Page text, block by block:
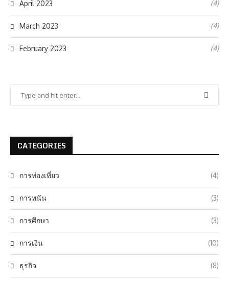
April 2023 (4)
March 2023 (4)
February 2023 (4)
CATEGORIES
การท่องเที่ยว (4)
การพนัน (3)
การศึกษา (3)
การเงิน (10)
ธุรกิจ (8)